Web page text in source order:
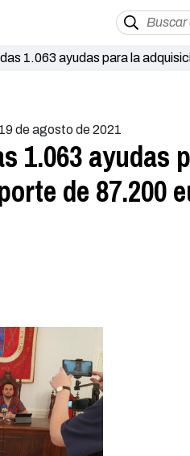
1.063 ayudas para la
de agosto de 2021
1.063
de 87.200